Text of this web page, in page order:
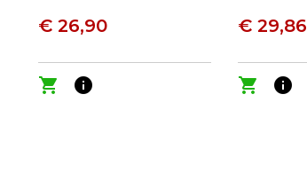
€ 26,90
shopping_cart info
€ 29,86
shopping_cart info